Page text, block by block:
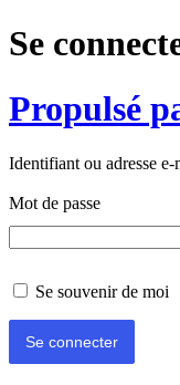
Se
Propulsé
Identifiant ou adresse e-
Mot de passe
Se souvenir de moi